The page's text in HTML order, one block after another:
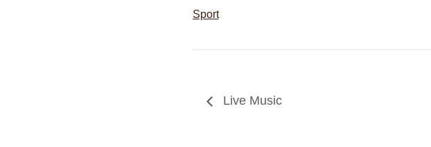
Sport
Live Music